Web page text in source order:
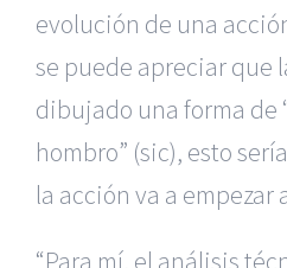
evolución de una
se puede apreciar que
dibujado una forma de
hombro” (sic), esto
la acción va a empezar